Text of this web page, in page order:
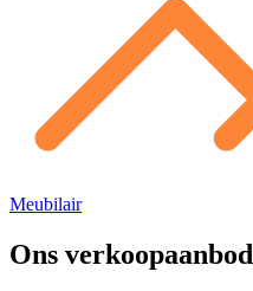
Meubilair
Ons verkoopaanbod